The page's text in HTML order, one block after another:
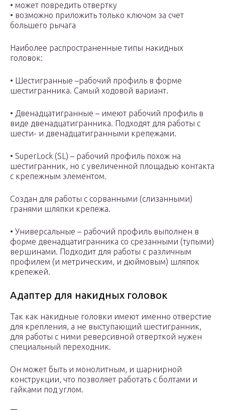
• может повредить отвертку
• возможно приложить только ключом за счет
большего рычага
Наиболее распространенные типы накидных
головок:
• Шестигранные –рабочий профиль в форме
шестигранника. Самый ходовой вариант.
• Двенадцатигранные – имеют рабочий профиль в
виде двенадцатигранника. Подходят для работы с
шести- и двенадцатигранными крепежами.
• SuperLock (SL) – рабочий профиль похож на
шестигранник, но с увеличенной площадью контакта
с крепежным элементом.
Создан для работы с сорванными (слизанными)
гранями шляпки крепежа.
• Универсальные – рабочий профиль выполнен в
форме двенадцатигранника со срезанными (тупыми)
вершинами. Подходит для работы с различным
профилем (и метрическим, и дюймовым) шляпок
крепежей.
Адаптер для накидных головок
Так как накидные головки имеют именно отверстие
для крепления, а не выступающий шестигранник,
для работы с ними реверсивной отверткой нужен
специальный переходник.
Он может быть и монолитным, и шарнирной
конструкции, что позволяет работать с болтами и
гайками под углом.